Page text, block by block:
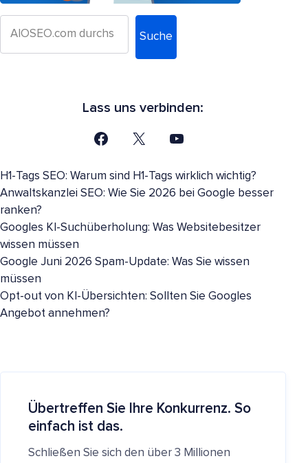
Suche
Lass uns verbinden:
H1-Tags SEO: Warum sind H1-Tags wirklich wichtig?
Anwaltskanzlei SEO: Wie Sie 2026 bei Google besser
ranken?
Googles KI-Suchüberholung: Was Websitebesitzer
wissen müssen
Google Juni 2026 Spam-Update: Was Sie wissen
müssen
Opt-out von KI-Übersichten: Sollten Sie Googles
Angebot annehmen?
Übertreffen Sie Ihre Konkurrenz. So
einfach ist das.
Schließen Sie sich den über 3 Millionen